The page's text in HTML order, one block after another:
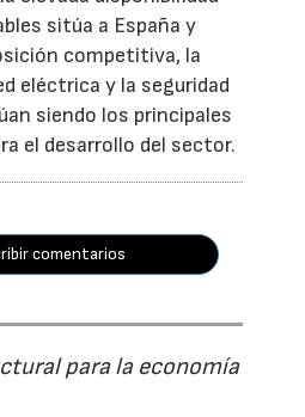
sitúa a España y
competitiva, la
eléctrica y la seguridad
siendo los principales
el desarrollo del sector.
comentarios
para la economía